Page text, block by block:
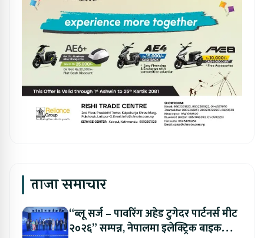
ताजा समाचार
“ब्लू सर्ज – पावरिंग अहेड टुगेदर पार्टनर्स मीट
२०२६” सम्पन्न, नेपालमा इलेक्ट्रिक बाइक